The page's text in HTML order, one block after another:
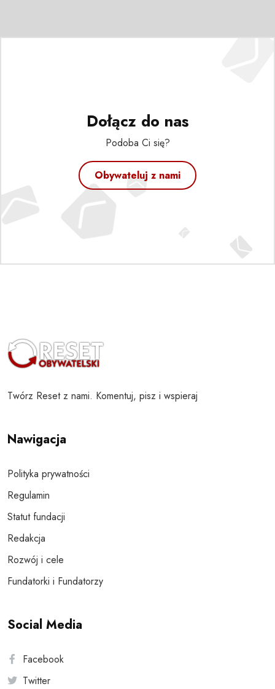
Dołącz do nas
Podoba Ci się?
Obywateluj z nami
Twórz Reset z nami. Komentuj, pisz i wspieraj
Nawigacja
Polityka prywatności
Regulamin
Statut fundacji
Redakcja
Rozwój i cele
Fundatorki i Fundatorzy
Social Media
Facebook
Twitter